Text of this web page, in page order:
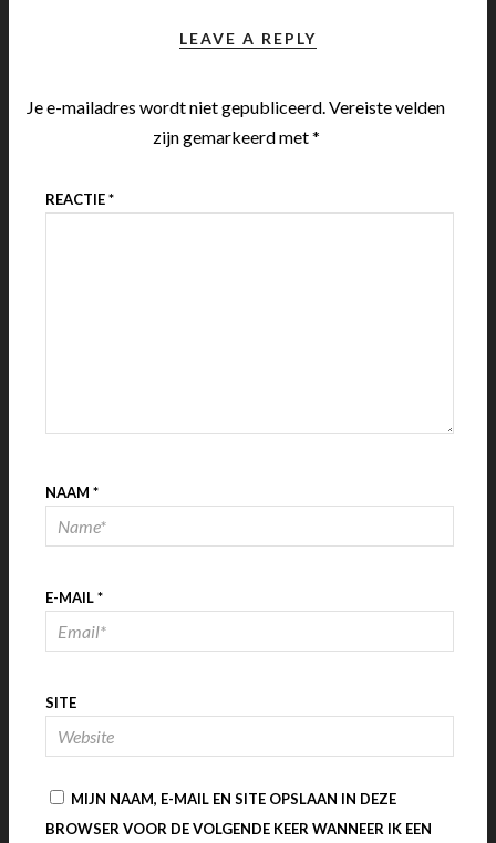
LEAVE A REPLY
Je e-mailadres wordt niet gepubliceerd.Vereiste velden
zijn gemarkeerd met*
REACTIE*
NAAM *
E-MAIL*
SITE
MIJN NAAM, E-MAIL EN SITE OPSLAAN IN DEZE
BROWSER VOOR DE VOLGENDE KEER WANNEER IK EEN